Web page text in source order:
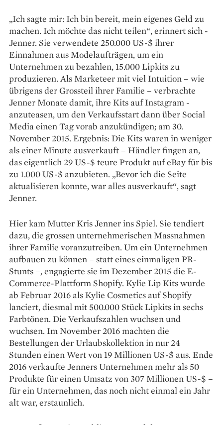
„Ich sagte mir: Ich bin bereit, mein eigenes Geld zu
machen. Ich möchte das nicht teilen“, erinnert sich ­
Jenner. Sie verwendete 250.000 US-$ ­ihrer
Einnahmen aus Modelaufträgen, um ein
Unternehmen zu bezahlen, 15.000 Lipkits zu
produzieren. Als Marketeer mit viel Intuition – wie
übrigens der Grossteil ihrer ­Familie – verbrachte
Jenner Monate damit, ihre Kits auf Instagram ­
anzuteasen, um den Verkaufsstart dann über ­Social
Media einen Tag vorab anzukündigen; am 30.
November 2015. Ergebnis: Die Kits waren in weniger
als einer Minute ausverkauft – Händler fingen an,
das eigentlich 29 US-$ teure Produkt auf eBay für bis
zu 1.000 US-$ anzubieten. „Bevor ich die Seite
aktualisieren konnte, war alles ausverkauft“, sagt
Jenner.
Hier kam Mutter Kris Jenner ins Spiel. Sie tendiert
dazu, die grossen unternehmerischen Massnahmen
ihrer Familie voranzutreiben. Um ein Unternehmen
aufbauen zu können – statt eines einmaligen PR-
Stunts –, enga­gierte sie im Dezember 2015 die E-
Commerce-Plattform Shopify. Kylie Lip Kits wurde
ab Februar 2016 als Kylie Cosmetics auf Shopify
lanciert, diesmal mit 500.000 Stück Lipkits in sechs
Farbtönen. Die Verkaufszahlen wuchsen und
wuchsen. Im November 2016 machten die
Bestellungen der Urlaubskollektion in nur 24
Stunden einen Wert von 19 Millionen US-$ aus. Ende
2016 verkaufte Jenners Unternehmen mehr als 50
Produkte für einen Umsatz von 307 Millionen US-$ –
für ein Unternehmen, das noch nicht einmal ein Jahr
alt war, erstaunlich.